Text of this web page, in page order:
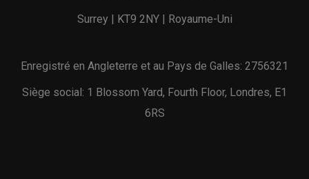
Surrey | KT9 2NY | Royaume-Uni
Enregistré en Angleterre et au Pays de Galles: 2756321
Siège social: 1 Blossom Yard, Fourth Floor, Londres, E1
6RS